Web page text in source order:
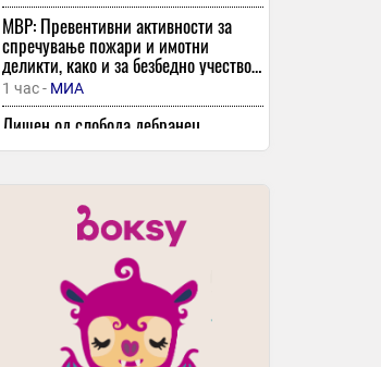
МВР: Превентивни активности за
спречување пожари и имотни
деликти, како и за безбедно учество
во сообраќајот
1 час - МИА
Лишен од слобода дебранец,
управувал возило без дозвола, друг
Куршум оштетил „БМВ“ паркиран во
двор во липковското село Опае
Елмас и Ред Бул Лајпциг заминаа за
Sport Media